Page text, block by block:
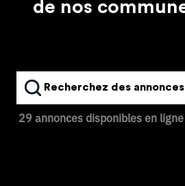
de nos
Recherchez des annonces
29 annonces disponibles en ligne